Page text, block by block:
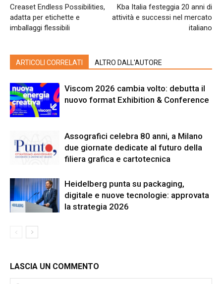
Creaset Endless Possibilities,
adatta per etichette e
imballaggi flessibili
Kba Italia festeggia 20 anni di
attività e successi nel mercato
italiano
ARTICOLI CORRELATI ALTRO DALL'AUTORE
Viscom 2026 cambia volto: debutta il
nuovo format Exhibition & Conference
Assografici celebra 80 anni, a Milano
due giornate dedicate al futuro della
filiera grafica e cartotecnica
Heidelberg punta su packaging,
digitale e nuove tecnologie: approvata
la strategia 2026
LASCIA UN COMMENTO